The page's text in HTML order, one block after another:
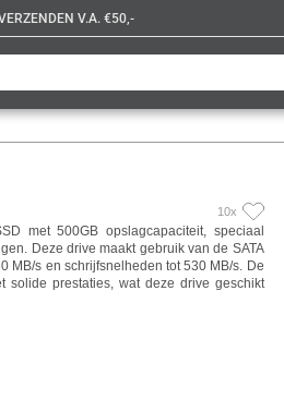
V.A. €50,-
10x
met 500GB opslagcapaciteit, speciaal
Deze drive maakt gebruik van de SATA
MB/s en schrijfsnelheden tot 530 MB/s. De
solide prestaties, wat deze drive geschikt